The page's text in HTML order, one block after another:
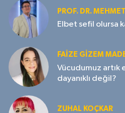
PROF. DR.
Elbet sefil olursa
FAIZE GIZEM
Vücudumuz artık
dayanıklı değil?
ZUHAL KOÇKAR